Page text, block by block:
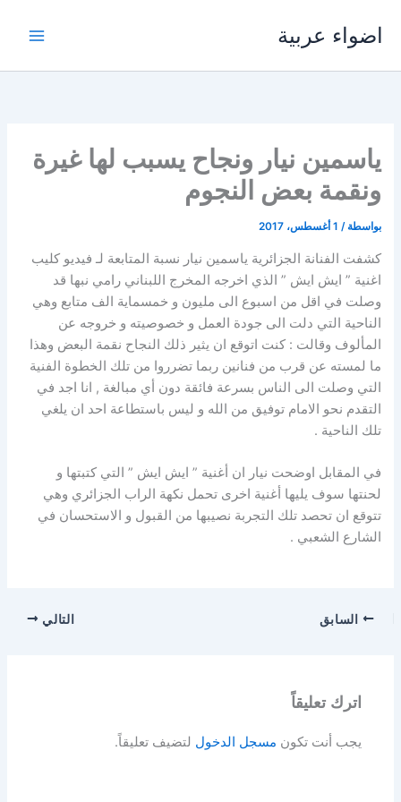
اضواء عربية
ياسمين نيار ونجاح يسبب لها غيرة
ونقمة بعض النجوم
بواسطة / 1 أغسطس، 2017
كشفت الفنانة الجزائرية ياسمين نيار نسبة المتابعة لـ فيديو كليب
اغنية ” ايش ايش ” الذي اخرجه المخرج اللبناني رامي نبها قد
وصلت في اقل من اسبوع الى مليون و خمسماية الف متابع وهي
الناحية التي دلت الى جودة العمل و خصوصيته و خروجه عن
المألوف وقالت : كنت اتوقع ان يثير ذلك النجاح نقمة البعض وهذا
ما لمسته عن قرب من فنانين ربما تضرروا من تلك الخطوة الفنية
التي وصلت الى الناس بسرعة فائقة دون أي مبالغة , انا اجد في
التقدم نحو الامام توفيق من الله و ليس باستطاعة احد ان يلغي
تلك الناحية .
في المقابل اوضحت نيار ان أغنية ” ايش ايش ” التي كتبتها و
لحنتها سوف يليها أغنية اخرى تحمل نكهة الراب الجزائري وهي
تتوقع ان تحصد تلك التجربة نصيبها من القبول و الاستحسان في
الشارع الشعبي .
السابق التالي
اترك تعليقاً
يجب أنت تكون مسجل الدخول لتضيف تعليقاً.